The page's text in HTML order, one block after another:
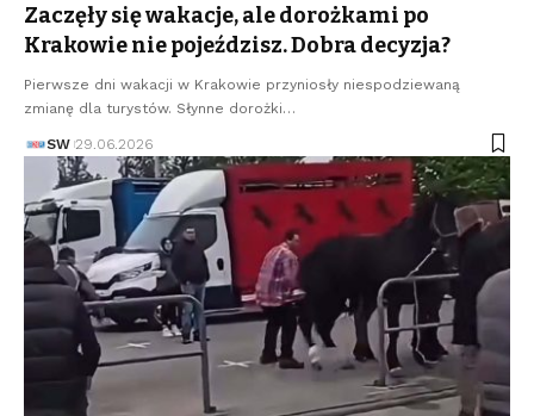
Zaczęły się wakacje, ale dorożkami po
Krakowie nie pojeździsz. Dobra decyzja?
Pierwsze dni wakacji w Krakowie przyniosły niespodziewaną
zmianę dla turystów. Słynne dorożki…
SW 29.06.2026